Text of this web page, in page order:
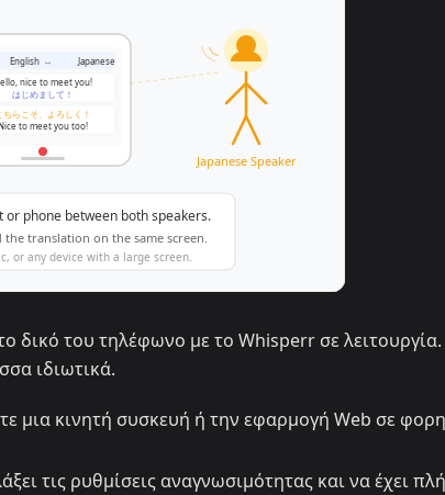
δικό του τηλέφωνο με το Whisperr σε λειτουργία.
ιδιωτικά.
μια κινητή συσκευή ή την εφαρμογή Web σε
τις ρυθμίσεις αναγνωσιμότητας και να έχει